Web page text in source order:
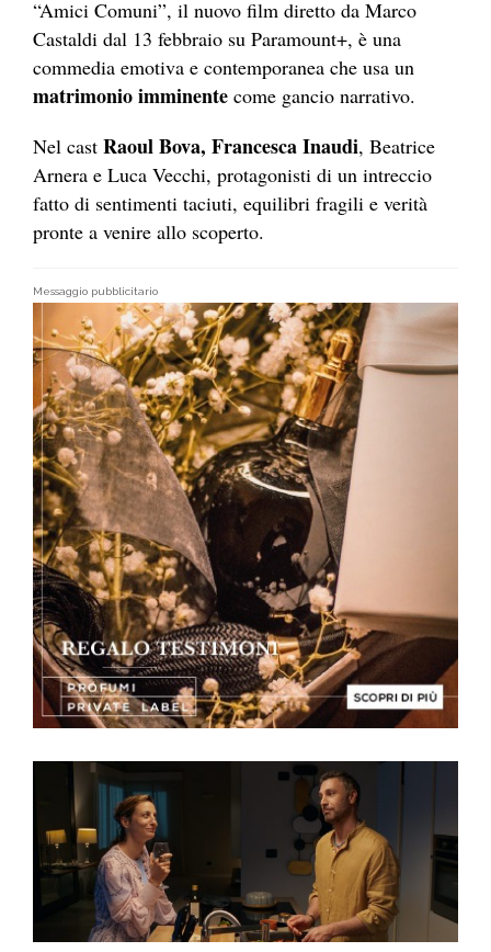
“Amici Comuni”, il nuovo film diretto da Marco
Castaldi dal 13 febbraio su Paramount+, è una
commedia emotiva e contemporanea che usa un
matrimonio imminente come gancio narrativo.
Nel cast Raoul Bova, Francesca Inaudi, Beatrice
Arnera e Luca Vecchi, protagonisti di un intreccio
fatto di sentimenti taciuti, equilibri fragili e verità
pronte a venire allo scoperto.
Messaggio pubblicitario